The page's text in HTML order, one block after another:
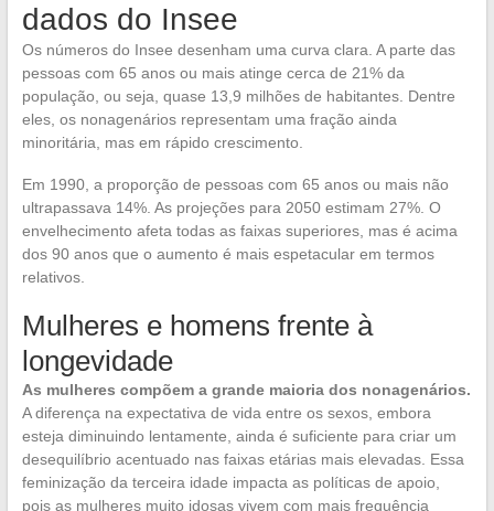
dados do Insee
Os números do Insee desenham uma curva clara. A parte das
pessoas com 65 anos ou mais atinge cerca de 21% da
população, ou seja, quase 13,9 milhões de habitantes. Dentre
eles, os nonagenários representam uma fração ainda
minoritária, mas em rápido crescimento.
Em 1990, a proporção de pessoas com 65 anos ou mais não
ultrapassava 14%. As projeções para 2050 estimam 27%. O
envelhecimento afeta todas as faixas superiores, mas é acima
dos 90 anos que o aumento é mais espetacular em termos
relativos.
Mulheres e homens frente à
longevidade
As mulheres compõem a grande maioria dos nonagenários.
A diferença na expectativa de vida entre os sexos, embora
esteja diminuindo lentamente, ainda é suficiente para criar um
desequilíbrio acentuado nas faixas etárias mais elevadas. Essa
feminização da terceira idade impacta as políticas de apoio,
pois as mulheres muito idosas vivem com mais frequência